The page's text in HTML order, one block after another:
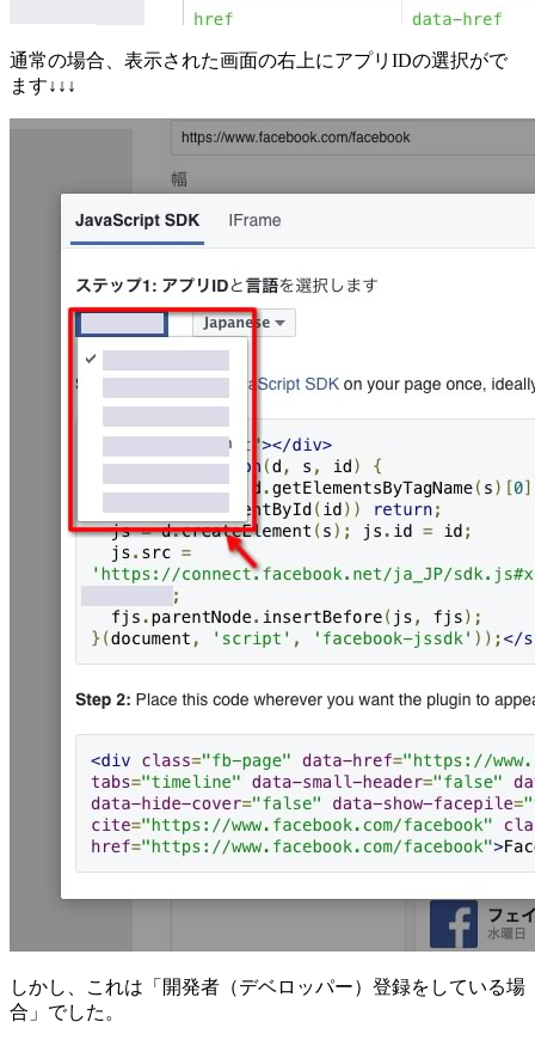
通常の場合、表示された画面の右上にアプリIDの選択がで
ます↓↓↓
しかし、これは「開発者（デベロッパー）登録をしている場
合」でした。